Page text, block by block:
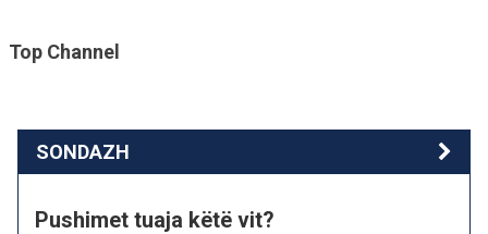
Top Channel
SONDAZH
Pushimet tuaja këtë vit?